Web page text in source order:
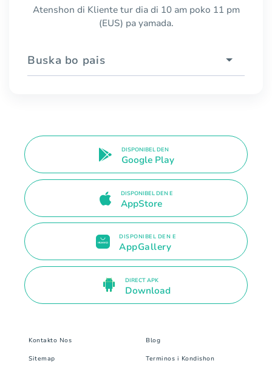
Atenshon di Kliente tur dia di 10 am poko 11 pm
(EUS) pa yamada.
Buska bo pais
DISPONIBEL DEN
Google Play
DISPONIBEL DEN E
AppStore
DISPONIBEL DEN E
AppGallery
DIRECT APK
Download
Kontakto Nos Blog
Sitemap Terminos i Kondishon